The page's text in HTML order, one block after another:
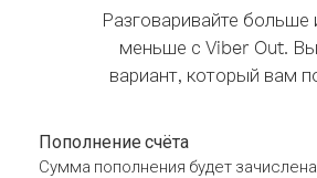
Разговаривайте больше
меньше с Viber Out.
вариант, который вам
Пополнение счёта
Сумма пополнения будет